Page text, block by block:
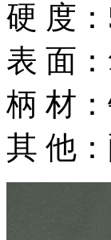
硬 度
表 面
柄 材
其 他